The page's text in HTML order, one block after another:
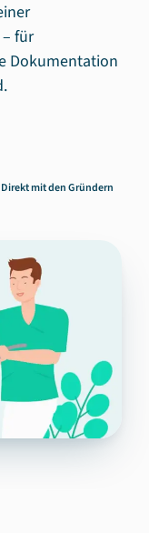
für
Dokumentation
Direkt mit den Gründern